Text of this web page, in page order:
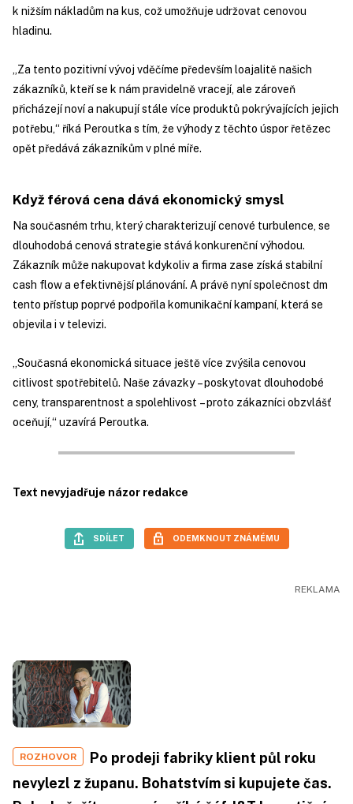
k nižším nákladům na kus, což umožňuje udržovat cenovou
hladinu.
„Za tento pozitivní vývoj vděčíme především loajalitě našich
zákazníků, kteří se k nám pravidelně vracejí, ale zároveň
přicházejí noví a nakupují stále více produktů pokrývajících jejich
potřebu,“ říká Peroutka s tím, že výhody z těchto úspor řetězec
opět předává zákazníkům v plné míře.
Když férová cena dává ekonomický smysl
Na současném trhu, který charakterizují cenové turbulence, se
dlouhodobá cenová strategie stává konkurenční výhodou.
Zákazník může nakupovat kdykoliv a firma zase získá stabilní
cash flow a efektivnější plánování. A právě nyní společnost dm
tento přístup poprvé podpořila komunikační kampaní, která se
objevila i v televizi.
„Současná ekonomická situace ještě více zvýšila cenovou
citlivost spotřebitelů. Naše závazky – poskytovat dlouhodobé
ceny, transparentnost a spolehlivost – proto zákazníci obzvlášť
oceňují,“ uzavírá Peroutka.
Text nevyjadřuje názor redakce
SDÍLET ODEMKNOUT ZNÁMÉMU
ROZHOVOR
Po prodeji fabriky klient půl roku
nevylezl z županu. Bohatstvím si kupujete čas.